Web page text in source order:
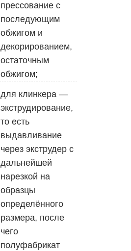
прессование с
последующим
обжигом и
декорированием,
остаточным
обжигом;
для клинкера —
экструдирование,
то есть
выдавливание
через экструдер с
дальнейшей
нарезкой на
образцы
определённого
размера, после
чего
полуфабрикат